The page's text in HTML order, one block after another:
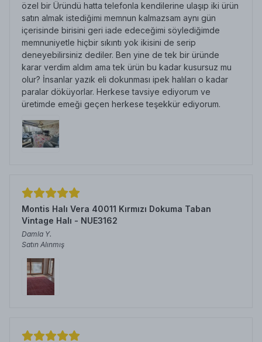
özel bir Üründü hatta telefonla kendilerine ulaşıp iki ürün
satın almak istediğimi memnun kalmazsam aynı gün
içerisinde birisini geri iade edeceğimi söylediğimde
memnuniyetle hiçbir sıkıntı yok ikisini de serip
deneyebilirsiniz dediler. Ben yine de tek bir üründe
karar verdim aldım ama tek ürün bu kadar kusursuz mu
olur? İnsanlar yazık eli dokunması ipek halıları o kadar
paralar döküyorlar. Herkese tavsiye ediyorum ve
üretimde emeği geçen herkese teşekkür ediyorum.
Montis Halı Vera 40011 Kırmızı Dokuma Taban
Vintage Halı - NUE3162
Damla Y.
Satın Alınmış